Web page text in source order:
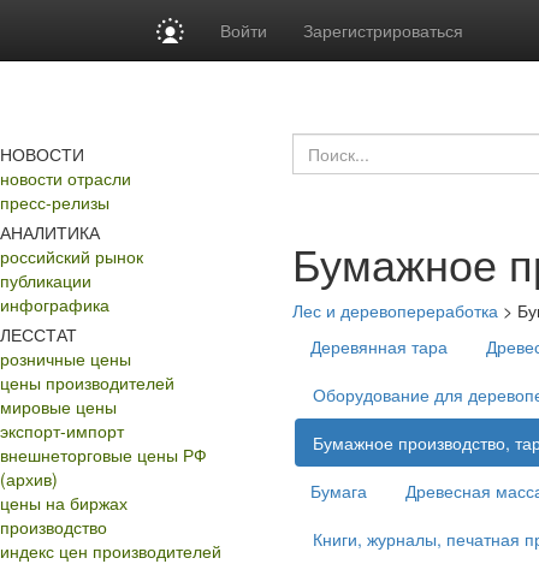
Войти Зарегистрироваться
НОВОСТИ
новости отрасли
пресс-релизы
АНАЛИТИКА
российский рынок
публикации
инфографика
ЛЕССТАТ
розничные цены
цены производителей
мировые цены
экспорт-импорт
внешнеторговые цены РФ
(архив)
цены на биржах
производство
индекс цен производителей
Бумажное
Лес и деревопереработка >
Деревянная тара
Оборудование для
Бумажное производство,
Бумага
Древесная
Книги, журналы, печатная